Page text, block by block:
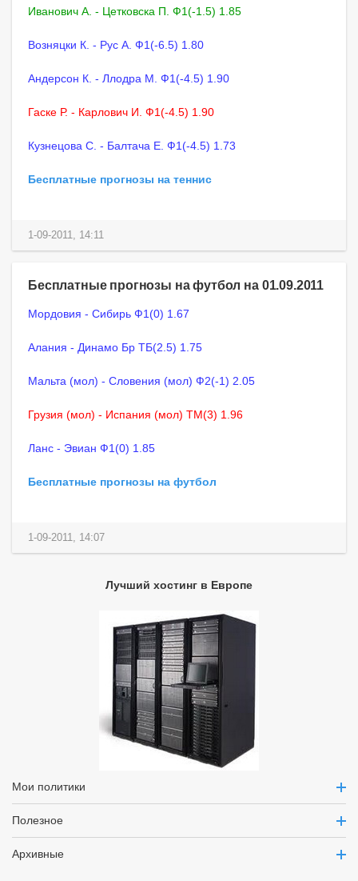
Иванович А. - Цетковска П. Ф1(-1.5) 1.85
Возняцки К. - Рус А. Ф1(-6.5) 1.80
Андерсон К. - Ллодра М. Ф1(-4.5) 1.90
Гаске Р. - Карлович И. Ф1(-4.5) 1.90
Кузнецова С. - Балтача Е. Ф1(-4.5) 1.73
Бесплатные прогнозы на теннис
1-09-2011, 14:11
Бесплатные прогнозы на футбол на 01.09.2011
Мордовия - Сибирь Ф1(0) 1.67
Алания - Динамо Бр ТБ(2.5) 1.75
Мальта (мол) - Словения (мол) Ф2(-1) 2.05
Грузия (мол) - Испания (мол) ТМ(3) 1.96
Ланс - Эвиан Ф1(0) 1.85
Бесплатные прогнозы на футбол
1-09-2011, 14:07
Лучший хостинг в Европе
Мои политики
Полезное
Архивные